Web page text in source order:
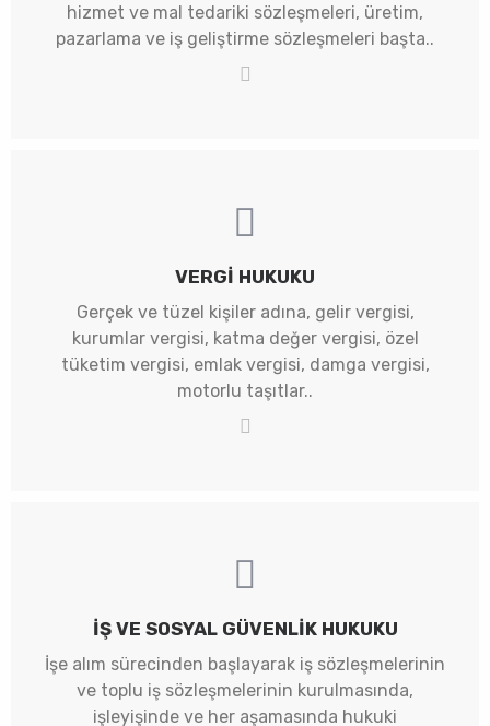
hizmet ve mal tedariki sözleşmeleri, üretim,
pazarlama ve iş geliştirme sözleşmeleri başta..
VERGI HUKUKU
Gerçek ve tüzel kişiler adına, gelir vergisi,
kurumlar vergisi, katma değer vergisi, özel
tüketim vergisi, emlak vergisi, damga vergisi,
motorlu taşıtlar..
İŞ VE SOSYAL GÜVENLIK HUKUKU
İşe alım sürecinden başlayarak iş sözleşmelerinin
ve toplu iş sözleşmelerinin kurulmasında,
işleyişinde ve her aşamasında hukuki